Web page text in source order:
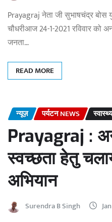
Prayagraj नेता जी सुभाषचंद्र बोस
चौधरीआज 24-1-2021 रविवार को
जनता…
READ MORE
न्यूज़ पर्यटन NEWS स्वास्थ्य
Prayagraj :
स्वच्छता हेतु
अभियान
Surendra B Singh